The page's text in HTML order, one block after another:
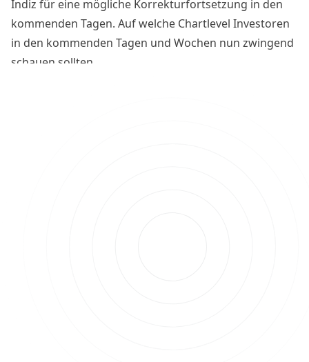
Indiz für eine mögliche Korrekturfortsetzung in den
kommenden Tagen. Auf welche Chartlevel Investoren
in den kommenden Tagen und Wochen nun zwingend
schauen sollten.